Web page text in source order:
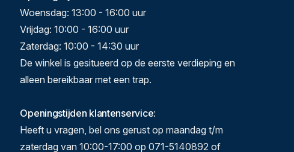
Woensdag: 13:00 - 16:00 uur
Vrijdag: 10:00 - 16:00 uur
Zaterdag: 10:00 - 14:30 uur
De winkel is gesitueerd op de eerste verdieping en
alleen bereikbaar met een trap.
Openingstijden klantenservice:
Heeft u vragen, bel ons gerust op maandag t/m
zaterdag van 10:00-17:00 op 071-5140892 of